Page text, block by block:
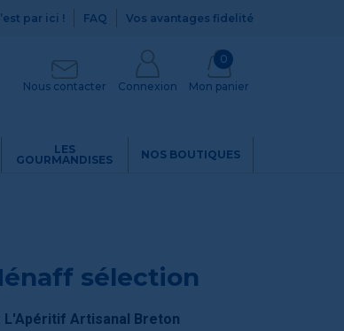
par ici ! FAQ Vos avantages fidelité
Nous contacter Connexion
0
Mon panier
LES
GOURMANDISES
NOS BOUTIQUES
sélection
L'Apéritif Artisanal Breton